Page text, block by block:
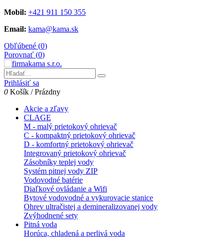
Mobil: +421 911 150 355
Email: kama@kama.sk
Obľúbené (0)
Porovnať (0)
Prihlásiť sa
0 Košík /Prázdny
Akcie a zľavy
CLAGE
M - malý prietokový ohrievač
C - kompaktný prietokový ohrievač
D - komfortný prietokový ohrievač
Integrovaný prietokový ohrievač
Zásobníky teplej vody
Systém pitnej vody ZIP
Vodovodné batérie
Diaľkové ovládanie a Wifi
Bytové vodovodné a vykurovacie stanice
Ohrev ultračistej a demineralizovanej vody
Zvýhodnené sety
Pitná voda
Horúca, chladená a perlivá voda